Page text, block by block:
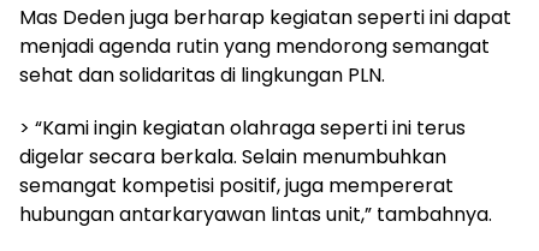
Mas Deden juga berharap kegiatan seperti ini dapat
menjadi agenda rutin yang mendorong semangat
sehat dan solidaritas di lingkungan PLN.
> “Kami ingin kegiatan olahraga seperti ini terus
digelar secara berkala. Selain menumbuhkan
semangat kompetisi positif, juga mempererat
hubungan antarkaryawan lintas unit,” tambahnya.